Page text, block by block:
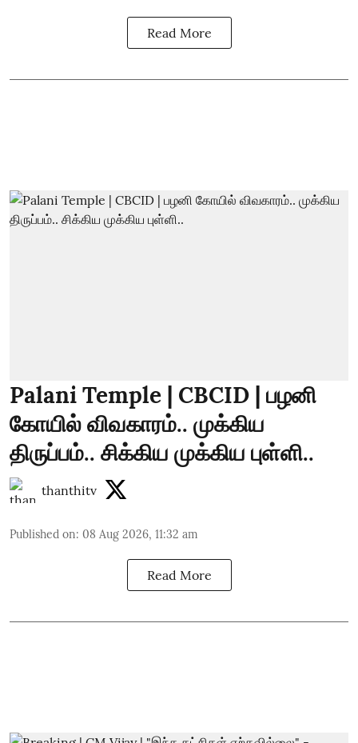
Read More
Palani Temple | CBCID | பழனி
கோயில் விவகாரம்.. முக்கிய
திருப்பம்.. சிக்கிய முக்கிய புள்ளி..
thanthitv
Published on: 08 Aug 2026, 11:32 am
Read More